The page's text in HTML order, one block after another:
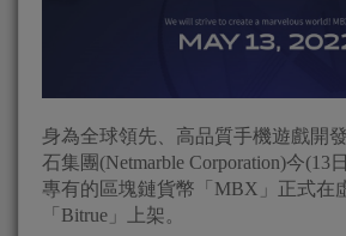
身為全球領先、高品質手機遊戲開
石集團(Netmarble Corporation)今(13
專有的區塊鏈貨幣「MBX」正式在
「Bitrue」上架。